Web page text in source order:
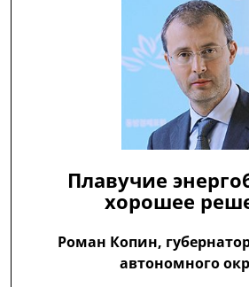
Плавучие
хорошее
Роман Копин,
автономного